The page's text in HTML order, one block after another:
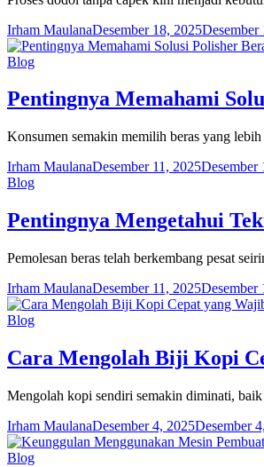
Irham MaulanaDesember 18, 2025Desember
Blog
Pentingnya Memahami
Konsumen semakin memilih beras yang
Irham MaulanaDesember 11, 2025Desember
Blog
Pentingnya Mengetahui
Pemolesan beras telah berkembang pesat
Irham MaulanaDesember 11, 2025Desember
Blog
Cara Mengolah Biji Kopi
Mengolah kopi sendiri semakin diminati,
Irham MaulanaDesember 4, 2025Desember
Blog